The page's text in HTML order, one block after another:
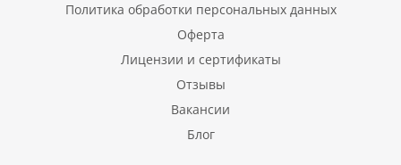
Политика обработки персональных данных
Оферта
Лицензии и сертификаты
Отзывы
Вакансии
Блог